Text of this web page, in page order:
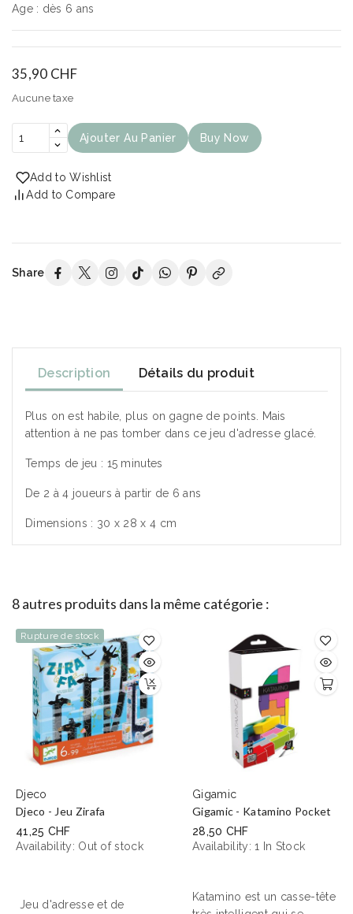
Age : dès 6 ans
35,90 CHF
Aucune taxe
Ajouter Au Panier Buy Now
Add to Wishlist
Add to Compare
Share
Description Détails du produit
Plus on est habile, plus on gagne de points. Mais
attention à ne pas tomber dans ce jeu d'adresse glacé.
Temps de jeu : 15 minutes
De 2 à 4 joueurs à partir de 6 ans
Dimensions : 30 x 28 x 4 cm
8 autres produits dans la même catégorie :
Rupture de stock
Djeco
Djeco - Jeu Zirafa
41,25 CHF
Availability: Out of stock
Jeu d'adresse et de
Gigamic
Gigamic - Katamino Pocket
28,50 CHF
Availability:1 In Stock
Katamino est un casse-tête